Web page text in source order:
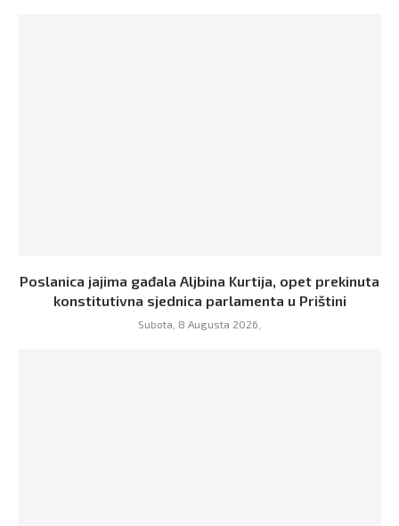
Poslanica jajima gađala Aljbina Kurtija, opet prekinuta
konstitutivna sjednica parlamenta u Prištini
Subota, 8 Augusta 2026,